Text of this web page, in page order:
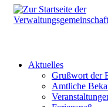
Aktuelles
Grußwort der
Amtliche